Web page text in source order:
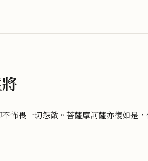
怖畏一切怨敵。菩薩摩訶薩亦復如是